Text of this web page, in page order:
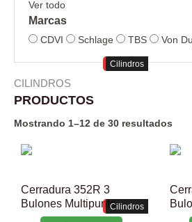
Ver todo
Marcas
CDVI Schlage TBS Von
CILINDROS
PRODUCTOS
Mostrando 1–12 de 30 resultados
Cerradura 352R 3
Bulones Multipunto
Cilindros
Cilindros